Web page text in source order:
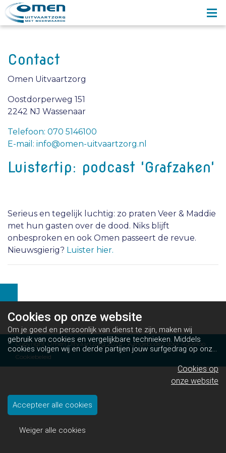
Contact
Omen Uitvaartzorg
Oostdorperweg 151
2242 NJ Wassenaar
Telefoon: 070 5146100
E-mail: info@omen-uitvaartzorg.nl
Luistertip: podcast 'Grafzaken'
Serieus en tegelijk luchtig: zo praten Veer & Maddie
met hun gasten over de dood. Niks blijft
onbesproken en ook Omen passeert de revue.
Nieuwsgierig? Luister hier.
Copyright Omen Uitvaartzorg 2026 - Aangeboden doorAggeloo
Cookiebeleid
Cookies op onze website
Om je goed en persoonlijk van dienst te zijn, maken wij
gebruik van cookies en vergelijkbare technieken. Middels
cookies volgen wij en derde partijen jouw surfgedrag op onze
website. Hiermee tonen wij gepersonaliseerde advertenties
en dit maakt het voor jou mogelijk om informatie te delen via
Cookies op
onze website
Accepteer alle cookies
Weiger alle cookies